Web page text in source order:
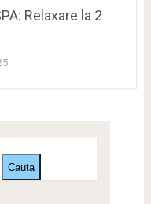
Relaxare la 2
Cauta